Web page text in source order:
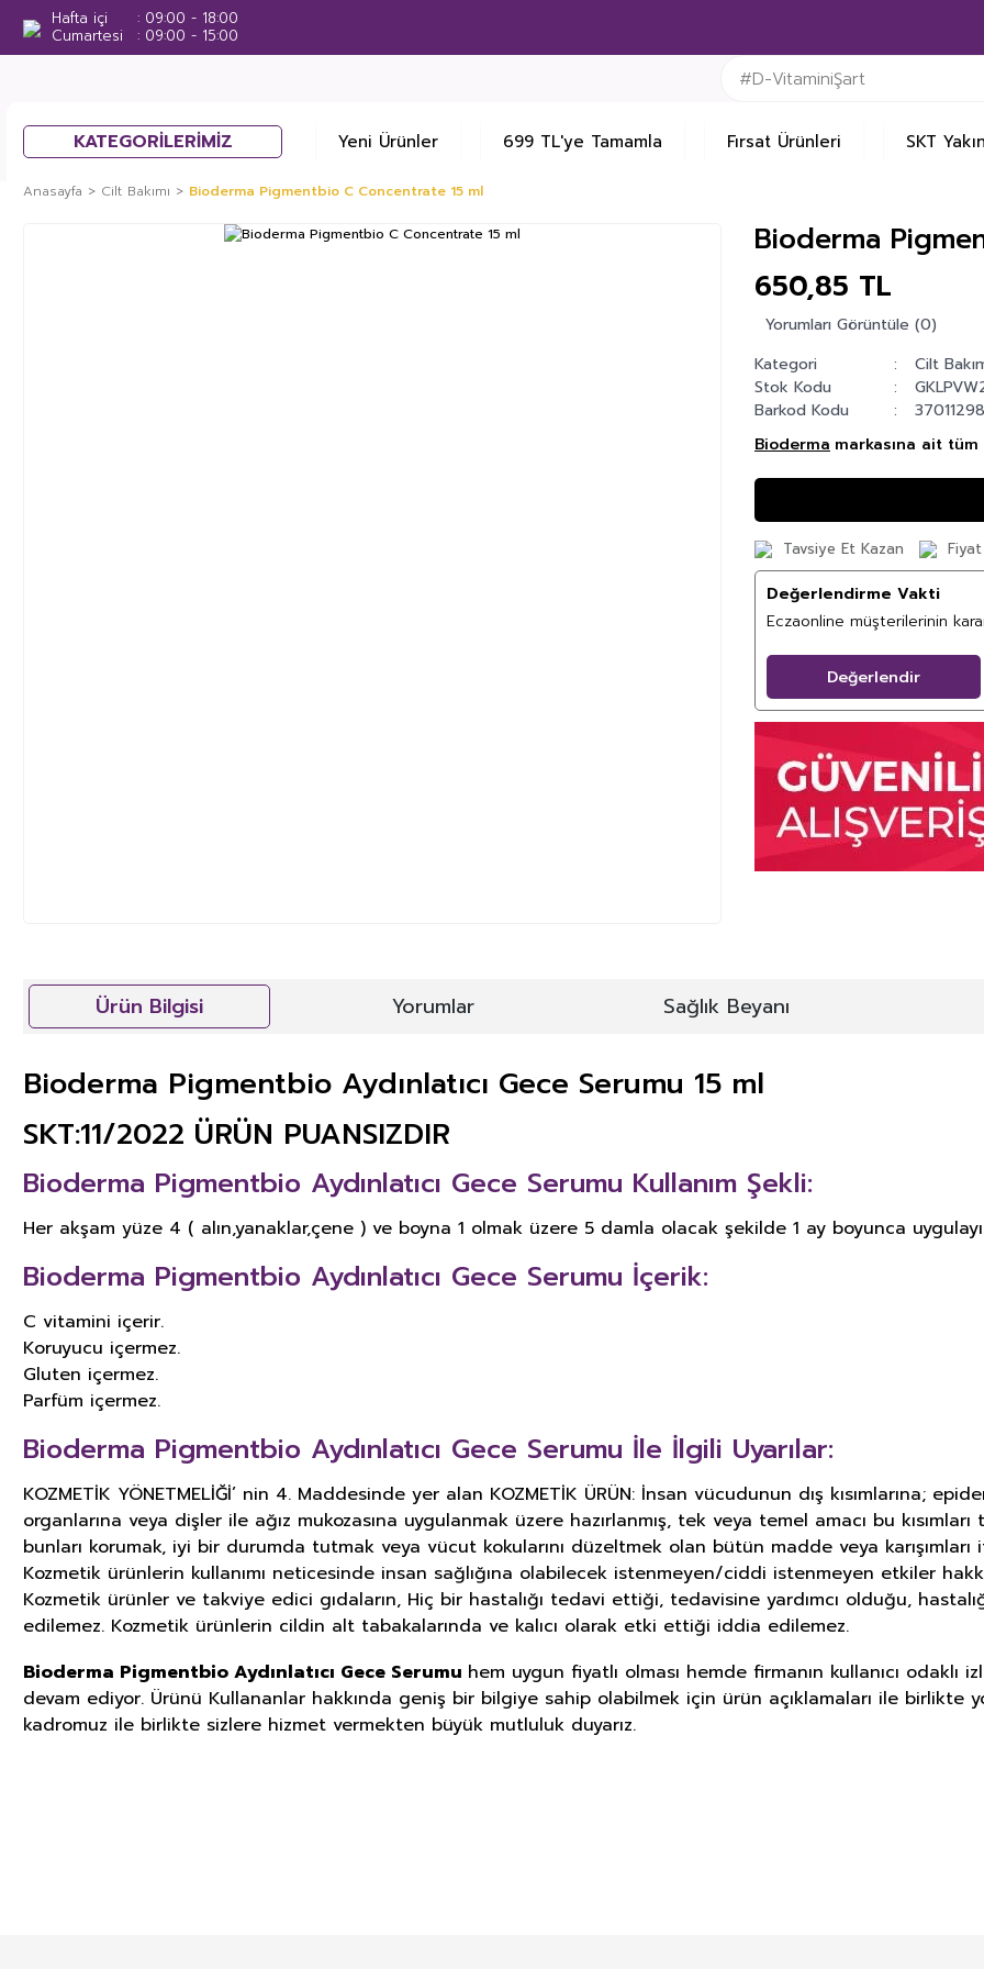
Hafta içi
09:00 - 18:00
Cumartesi
09:00 - 15:00
KATEGORİLERİMİZ Yeni Ürünler 699 TL'ye Tamamla Fırsat Ürünleri SKT
Anasayfa Cilt Bakımı Bioderma Pigmentbio C Concentrate 15 ml
Bioderma
650,85 TL
Yorumları Görüntüle (0)
Kategori
Cilt
Stok Kodu
Barkod Kodu
Bioderma markasına ait
Tavsiye Et Kazan Fiyat
Değerlendirme Vakti
Eczaonline müşterilerinin
Değerlendir
Ürün Bilgisi Yorumlar Sağlık Beyanı
Bioderma Pigmentbio Aydınlatıcı Gece Serumu 15 ml
SKT:11/2022 ÜRÜN PUANSIZDIR
Bioderma Pigmentbio Aydınlatıcı Gece Serumu Kullanım Şekli:
Her akşam yüze 4 ( alın,yanaklar,çene ) ve boyna 1 olmak üzere 5 damla olacak şekilde 1 ay boyunca
Bioderma Pigmentbio Aydınlatıcı Gece Serumu İçerik:
C vitamini içerir.
Koruyucu içermez.
Gluten içermez.
Parfüm içermez.
Bioderma Pigmentbio Aydınlatıcı Gece Serumu İle İlgili Uyarılar:
KOZMETİK YÖNETMELİĞİ’ nin 4. Maddesinde yer alan KOZMETİK ÜRÜN: İnsan vücudunun dış kısımlarına;
organlarına veya dişler ile ağız mukozasına uygulanmak üzere hazırlanmış, tek veya temel amacı bu
bunları korumak, iyi bir durumda tutmak veya vücut kokularını düzeltmek olan bütün madde veya karışımları
Kozmetik ürünlerin kullanımı neticesinde insan sağlığına olabilecek istenmeyen/ciddi istenmeyen etkiler
Kozmetik ürünler ve takviye edici gıdaların, Hiç bir hastalığı tedavi ettiği, tedavisine yardımcı olduğu,
edilemez. Kozmetik ürünlerin cildin alt tabakalarında ve kalıcı olarak etki ettiği iddia edilemez.
Bioderma Pigmentbio Aydınlatıcı Gece Serumu hem uygun fiyatlı olması hemde firmanın kullanıcı
devam ediyor. Ürünü Kullananlar hakkında geniş bir bilgiye sahip olabilmek için ürün açıklamaları ile birlikte
kadromuz ile birlikte sizlere hizmet vermekten büyük mutluluk duyarız.